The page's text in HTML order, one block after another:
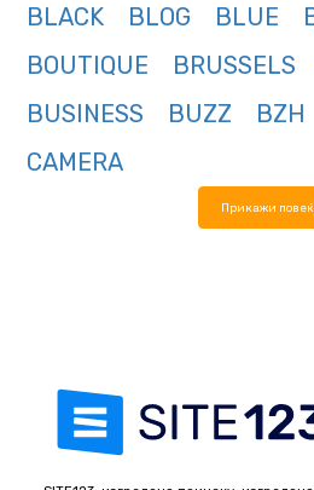
BLACK
BLOG BLUE
BOUTIQUE
BRUSSELS
BUSINESS
BUZZ BZH
CAMERA
Прикажи